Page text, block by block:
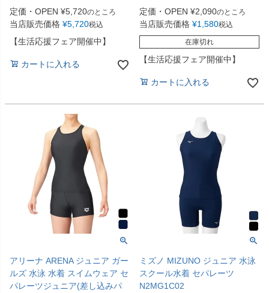
定価・OPEN ¥5,720のところ
当店販売価格 ¥5,720税込
【生活応援フェア開催中】
カートに入れる
定価・OPEN ¥2,090のところ
当店販売価格 ¥1,580税込
在庫切れ
【生活応援フェア開催中】
カートに入れる
アリーナ ARENA ジュニア ガー
ルズ 水泳 水着 スイムウェア セ
パレーツジュニア(差し込みパ
ミズノ MIZUNO ジュニア 水泳
スクール水着 セパレーツ
N2MG1C02